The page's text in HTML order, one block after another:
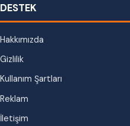
DESTEK
Hakkımızda
Gizlilik
Kullanım Şartları
Reklam
İletişim